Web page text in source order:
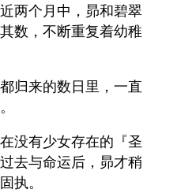
两个月中，昴和碧翠
数，不断重复着幼稚
归来的数日里，一直
没有少女存在的『圣
去与命运后，昴才稍
执。